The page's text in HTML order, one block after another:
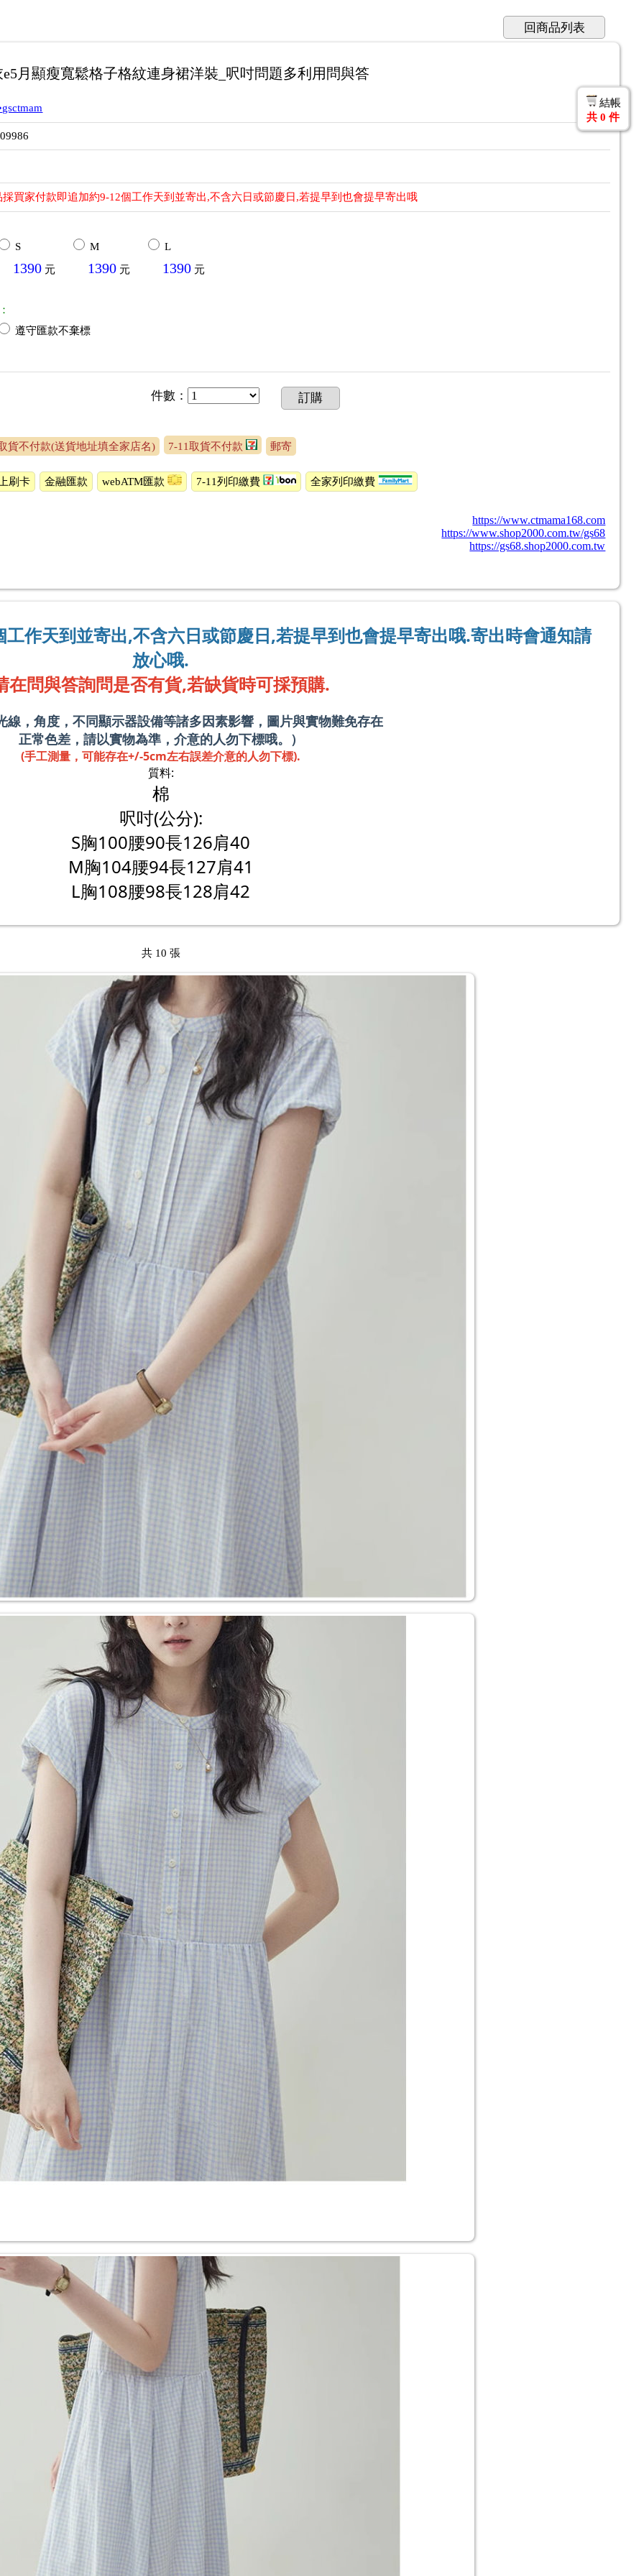
回商品列表
月顯瘦寬鬆格子格紋連身裙洋裝_呎吋問題多利用問與答
採買家付款即追加約9-12個工作天到並寄出,不含六日或節慶日,若提早到也會提早寄出哦
S
1390 元
M
1390 元
L
1390 元
遵守匯款不棄標
件數 ： 訂購
貨不付款(送貨地址填全家店名) 7-11取貨不付款 郵寄
刷卡 金融匯款 webATM匯款 7-11列印繳費 全家列印繳費
https://www.ctmama168.com
https://www.shop2000.com.tw/gs68
https://gs68.shop2000.com.tw
結帳
共 0 件
作天到並寄出,不含六日或節慶日,若提早到也會提早寄出哦.寄出時會通知請
放心哦.
在問與答詢問是否有貨,若缺貨時可採預購.
線，角度，不同顯示器設備等諸多因素影響，圖片與實物難免存在
正常色差，請以實物為準，介意的人勿下標哦。）
(手工測量，可能存在+/-5cm左右誤差介意的人勿下標).
質料:
棉
呎吋(公分):
S胸100腰90長126肩40
M胸104腰94長127肩41
L胸108腰98長128肩42
共 10 張